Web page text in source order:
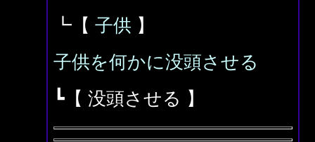
┗【 子供 】
子供を何かに没頭させる
┗【 没頭させる 】